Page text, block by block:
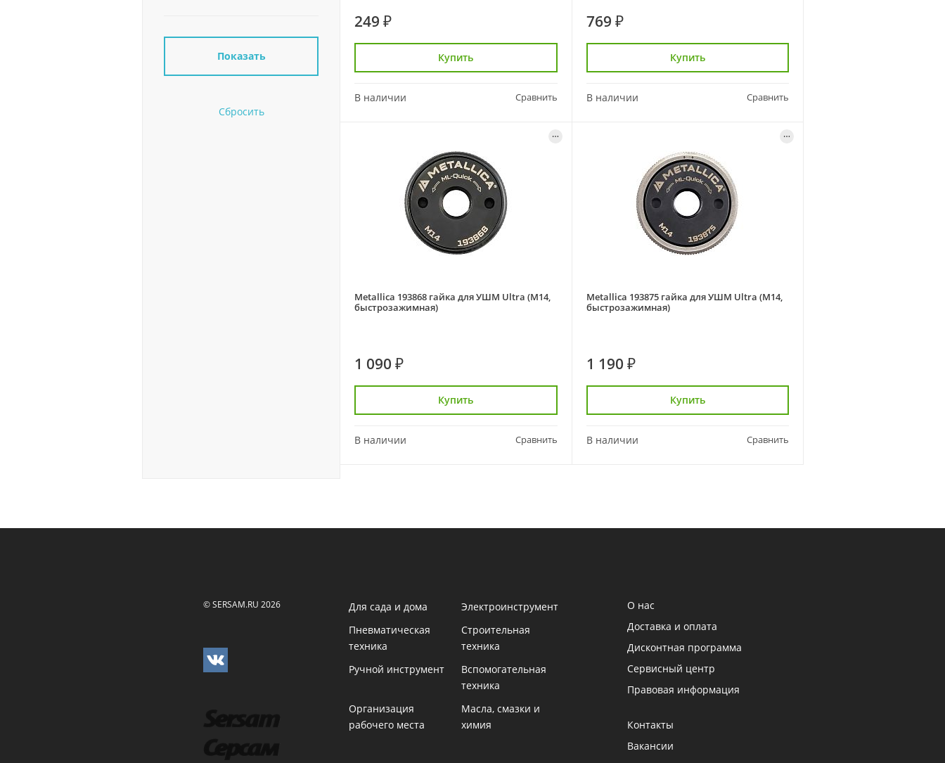
249 ₽
Купить
В наличии Сравнить
769 ₽
Купить
В наличии Сравнить
Metallica 193868 гайка для УШМ Ultra (М14,
быстрозажимная)
1 090 ₽
Купить
В наличии Сравнить
Metallica 193875 гайка для УШМ Ultra (М14,
быстрозажимная)
1 190 ₽
Купить
В наличии Сравнить
© SERSAM.RU 2026 Для сада и дома
Электроинструмент
Пневматическая
техника
Строительная
техника
Ручной инструмент
Вспомогательная
техника
Организация
рабочего места
Масла, смазки и
химия
О нас
Доставка и оплата
Дисконтная программа
Сервисный центр
Правовая информация
Контакты
Вакансии